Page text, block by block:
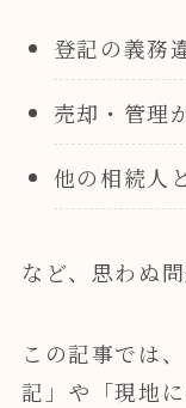
登記の義務
売却・管理
他の相続人
など、思わぬ
この記事では
記」や「現地